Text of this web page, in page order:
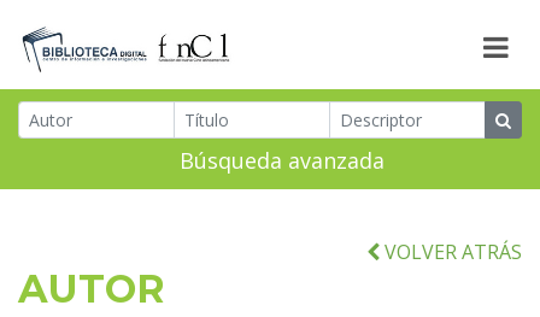
Búsqueda avanzada
VOLVER ATRÁS
AUTOR